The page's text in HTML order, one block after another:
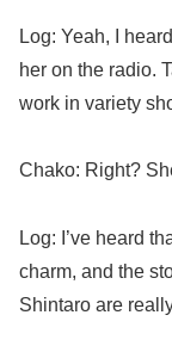
Log: Yeah, I
her on the radio.
work in variety
Chako: Right?
Log: I’ve heard
charm, and the
Shintaro are